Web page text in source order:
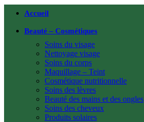
Accueil
Beauté – Cosmétiques
Soins du visage
Nettoyage visage
Soins du corps
Maquillage – Teint
Cosmétique nutritionnelle
Soins des lèvres
Beauté des mains et des ongles
Soins des cheveux
Produits solaires